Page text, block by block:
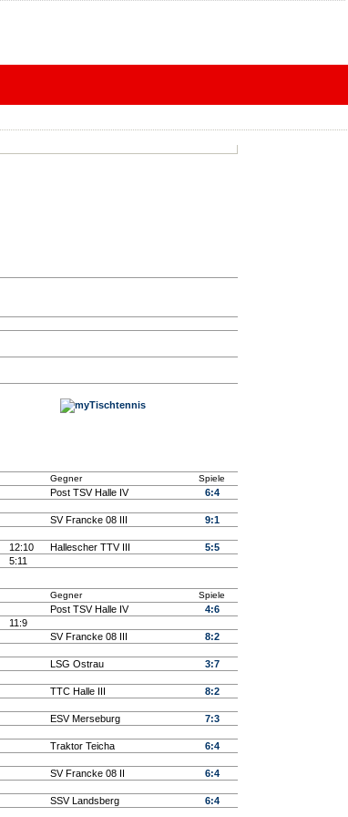
Gegner Spiele
Post TSV Halle IV
6:4
SV Francke 08 III
9:1
12:10 Hallescher TTV III
5:5
5:11
Gegner Spiele
Post TSV Halle IV
4:6
11:9
SV Francke 08 III
8:2
LSG Ostrau
3:7
TTC Halle III
8:2
ESV Merseburg
7:3
Traktor Teicha
6:4
SV Francke 08 II
6:4
SSV Landsberg
6:4